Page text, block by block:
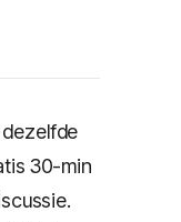
30-min